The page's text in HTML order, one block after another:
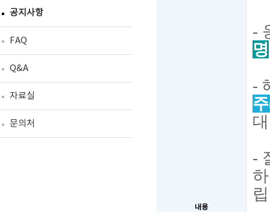
공지사항
FAQ
Q&A
자료실
문의처
내용
-
명
-
-